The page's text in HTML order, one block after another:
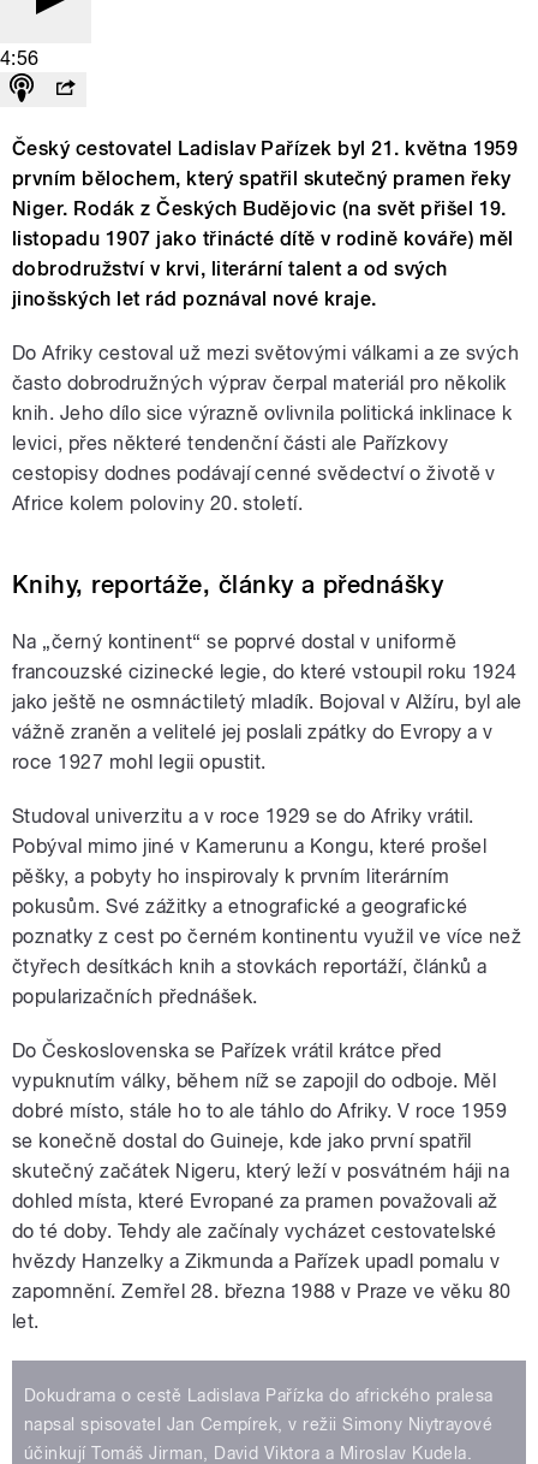
4:56
Český cestovatel Ladislav Pařízek byl 21. května 1959
prvním bělochem, který spatřil skutečný pramen řeky
Niger. Rodák z Českých Budějovic (na svět přišel 19.
listopadu 1907 jako třinácté dítě v rodině kováře) měl
dobrodružství v krvi, literární talent a od svých
jinošských let rád poznával nové kraje.
Do Afriky cestoval už mezi světovými válkami a ze svých
často dobrodružných výprav čerpal materiál pro několik
knih. Jeho dílo sice výrazně ovlivnila politická inklinace k
levici, přes některé tendenční části ale Pařízkovy
cestopisy dodnes podávají cenné svědectví o životě v
Africe kolem poloviny 20. století.
Knihy, reportáže, články a přednášky
Na „černý kontinent“ se poprvé dostal v uniformě
francouzské cizinecké legie, do které vstoupil roku 1924
jako ještě ne osmnáctiletý mladík. Bojoval v Alžíru, byl ale
vážně zraněn a velitelé jej poslali zpátky do Evropy a v
roce 1927 mohl legii opustit.
Studoval univerzitu a v roce 1929 se do Afriky vrátil.
Pobýval mimo jiné v Kamerunu a Kongu, které prošel
pěšky, a pobyty ho inspirovaly k prvním literárním
pokusům. Své zážitky a etnografické a geografické
poznatky z cest po černém kontinentu využil ve více než
čtyřech desítkách knih a stovkách reportáží, článků a
popularizačních přednášek.
Do Československa se Pařízek vrátil krátce před
vypuknutím války, během níž se zapojil do odboje. Měl
dobré místo, stále ho to ale táhlo do Afriky. V roce 1959
se konečně dostal do Guineje, kde jako první spatřil
skutečný začátek Nigeru, který leží v posvátném háji na
dohled místa, které Evropané za pramen považovali až
do té doby. Tehdy ale začínaly vycházet cestovatelské
hvězdy Hanzelky a Zikmunda a Pařízek upadl pomalu v
zapomnění. Zemřel 28. března 1988 v Praze ve věku 80
let.
Dokudrama o cestě Ladislava Pařízka do afrického pralesa
napsal spisovatel Jan Cempírek, v režii Simony Niytrayové
účinkují Tomáš Jirman, David Viktora a Miroslav Kudela.